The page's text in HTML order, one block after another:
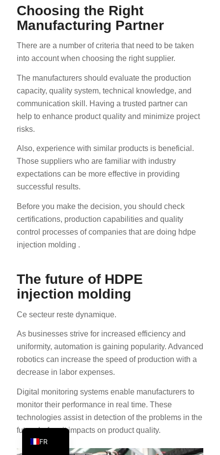
Choosing the Right
Manufacturing Partner
There are a number of criteria that need to be taken
into account when choosing the right supplier.
The manufacturers should evaluate the production
capacity, quality system, technical knowledge, and
communication skill. Having a trusted partner can
help to enhance product quality and minimize project
risks.
Also, experience with similar products is beneficial.
Those suppliers who are familiar with industry
expectations can be more effective in providing
successful results.
Before you make the decision, you should check
certifications, production capabilities and quality
control processes of companies that are doing hdpe
injection molding .
The future of HDPE
injection molding
Ce secteur reste dynamique.
As businesses strive for increased efficiency and
uniformity, automation is gaining popularity. Advanced
robotics can increase the speed of production with a
decrease in labor expenses.
Digital monitoring systems enable manufacturers to
monitor their performance in real time. These
technologies assist in detection of the problems in the
future before it impacts on product quality.
FR
EN
IT
DE
RU
NL
PL
AR
ES
JA
PT
CS
DA
NB
EL
SV
RO
ES_MX